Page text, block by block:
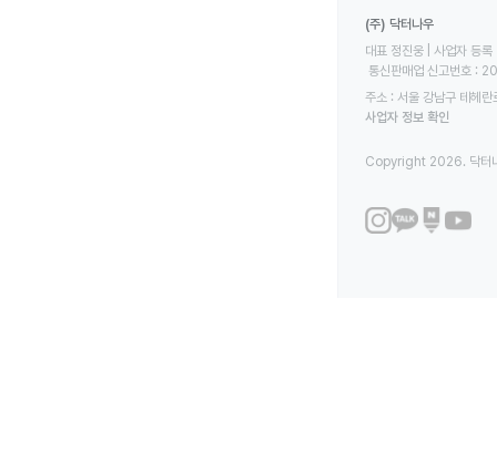
(주) 닥터나우
대표 정진웅 | 사업자
통신판매업 신고번호
주소 : 서울 강남구 테헤
사업자 정보 확인
Copyright 2026. 닥터